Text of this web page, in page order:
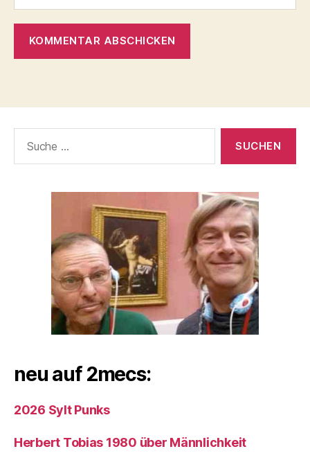
nach:
neu auf 2mecs:
2026 Sylt Punks
Herbert Tobias 1980 über Männlichkeit